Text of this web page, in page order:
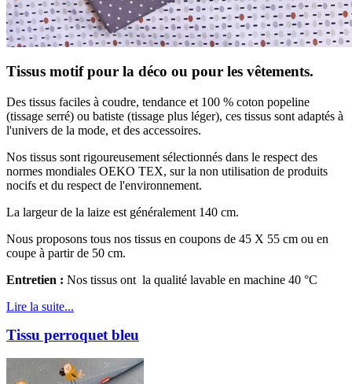
Tissus motif pour la déco ou pour les vêtements.
Des tissus faciles à coudre, tendance et 100 % coton popeline
(tissage serré) ou batiste (tissage plus léger), ces tissus sont adaptés à
l'univers de la mode, et des accessoires.
Nos tissus sont rigoureusement sélectionnés dans le respect des
normes mondiales OEKO TEX, sur la non utilisation de produits
nocifs et du respect de l'environnement.
La largeur de la laize est généralement 140 cm.
Nous proposons tous nos tissus en coupons de 45 X 55 cm ou en
coupe à partir de 50 cm.
Entretien : Nos tissus ont la qualité lavable en machine 40 °C
Lire la suite...
Tissu perroquet bleu